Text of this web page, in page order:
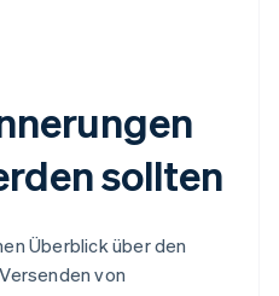
sollten
Überblick über den
von